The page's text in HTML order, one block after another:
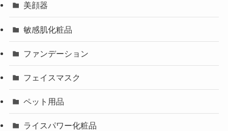
美顔器
敏感肌化粧品
ファンデーション
フェイスマスク
ペット用品
ライスパワー化粧品